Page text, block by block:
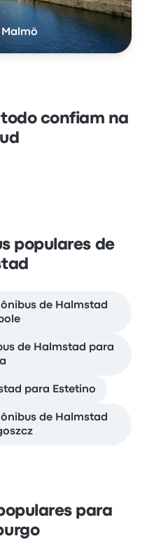
todo confiam na
populares de
de Halmstad
de Halmstad para
para Estetino
de Halmstad
para